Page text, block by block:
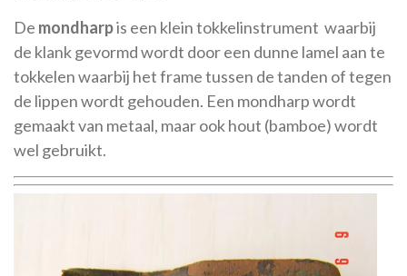
De mondharpis een klein tokkelinstrument waarbij
de klank gevormd wordt door een dunne lamel aan te
tokkelen waarbij het frame tussen de tanden of tegen
de lippen wordt gehouden. Een mondharp wordt
gemaakt van metaal, maar ook hout (bamboe) wordt
wel gebruikt.